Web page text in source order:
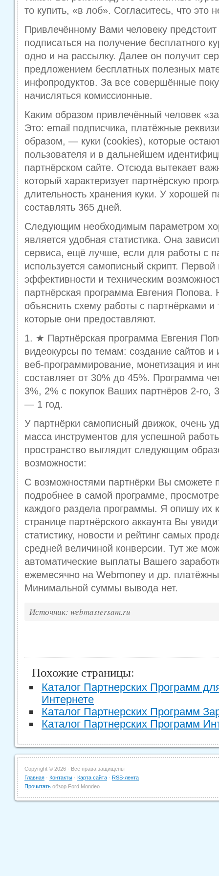
то купить, «в лоб». Согласитесь, что это
Привлечённому Вами человеку
подписаться на получение бесплатного
одно и на рассылку. Далее он получит
предложением бесплатных полезных
инфопродуктов. За все совершённые
начисляться комиссионные.
Каким образом привлечённый человек
Это: email подписчика, платёжные
образом, — куки (cookies), которые
пользователя и в дальнейшем
партнёрском сайте. Отсюда вытекает
который характеризует партнёрскую
длительность хранения куки. У хорошей
составлять 365 дней.
Следующим необходимым параметром
является удобная статистика. Она
сервиса, ещё лучше, если для работы с
используется самописный скрипт. Первой
эффективности и техническим
партнёрская программа Евгения
объяснить схему работы с партнёрками и
которые они предоставляют.
1. ★ Партнёрская программа Евгения
видеокурсы по темам: создание сайтов и
веб-программирование, монетизация и
составляет от 30% до 45%. Программа
3%, 2% с покупок Ваших партнёров 2-го,
— 1 год.
У партнёрки самописный движок, очень
масса инструментов для успешной
пространство выглядит следующим
возможности:
С возможностями партнёрки Вы сможете
подробнее в самой программе,
каждого раздела программы. Я опишу их
странице партнёрского аккаунта Вы
статистику, новости и рейтинг самых
средней величиной конверсии. Тут же
автоматические выплаты Вашего
ежемесячно на Webmoney и др.
Минимальной суммы вывода нет.
Источник: webmastersam.ru
Похожие страницы:
Каталог Партнерских Программ
Интернете
Каталог Партнерских Программ
Каталог Партнерских Программ
Copyright © 2026 · Все права защищены
Главная · Контакты · Карта сайта · RSS-лента
Прочитать обзор Ford Mondeo